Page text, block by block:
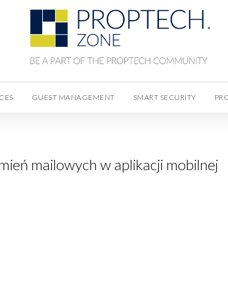
GUEST MANAGEMENT SMART SECURITY
mailowych w aplikacji mobilnej